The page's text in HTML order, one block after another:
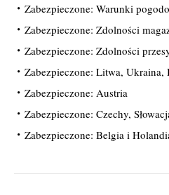
Zabezpieczone: Warunki
Zabezpieczone: Zdolności
Zabezpieczone: Zdolności
Zabezpieczone: Litwa, Ukraina,
Zabezpieczone: Austria
Zabezpieczone: Czechy,
Zabezpieczone: Belgia i